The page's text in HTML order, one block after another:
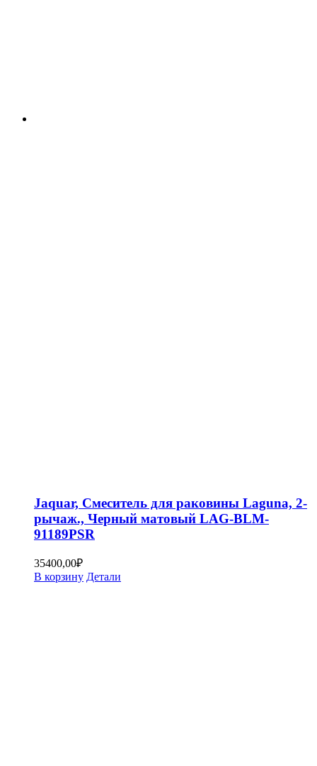
Jaquar, Смеситель для раковины Laguna, 2-
рычаж., Черный матовый LAG-BLM-
91189PSR
35400,00₽
В корзину Детали